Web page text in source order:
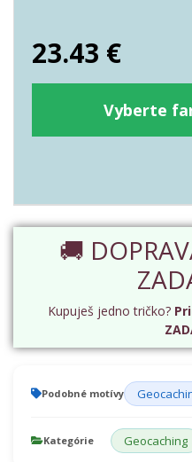
23.43 €
Vyberte
🚚
Kupuješ jedno tričko?
Podobné motívy
Kategórie Geocaching